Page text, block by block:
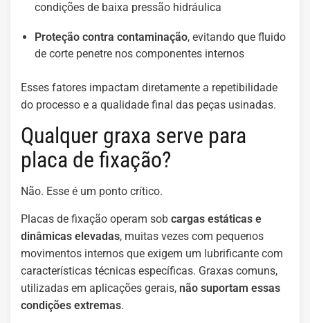
condições de baixa pressão hidráulica
Proteção contra contaminação, evitando que fluido
de corte penetre nos componentes internos
Esses fatores impactam diretamente a repetibilidade
do processo e a qualidade final das peças usinadas.
Qualquer graxa serve para
placa de fixação?
Não. Esse é um ponto crítico.
Placas de fixação operam sob cargas estáticas e
dinâmicas elevadas, muitas vezes com pequenos
movimentos internos que exigem um lubrificante com
características técnicas específicas. Graxas comuns,
utilizadas em aplicações gerais, não suportam essas
condições extremas.